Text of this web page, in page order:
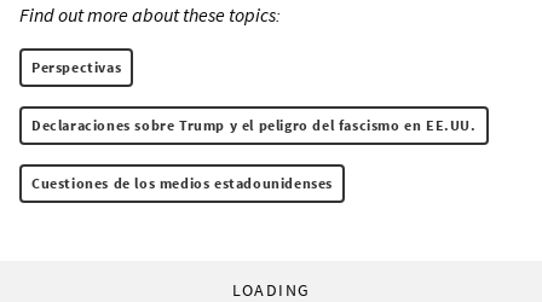
Find out more about these topics:
Perspectivas
Declaraciones sobre Trump y el peligro del fascismo en EE.UU.
Cuestiones de los medios estadounidenses
LOADING